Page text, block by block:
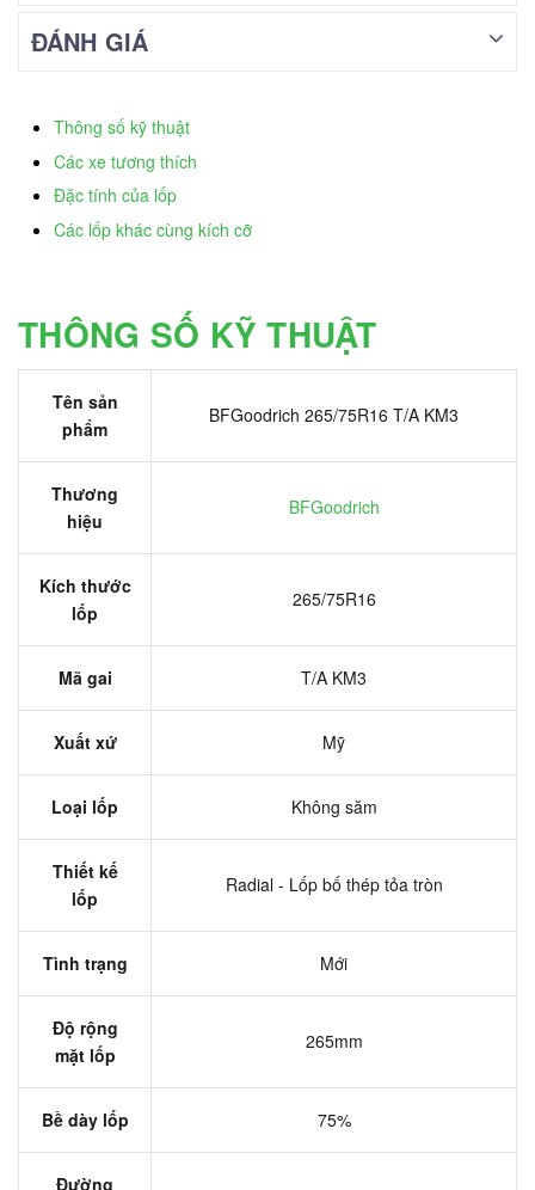
ĐÁNH GIÁ
Thông số kỹ thuật
Các xe tương thích
Đặc tính của lốp
Các lốp khác cùng kích cỡ
THÔNG SỐ KỸ THUẬT
Tên sản
phẩm
BFGoodrich 265/75R16 T/A KM3
Thương
hiệu
BFGoodrich
Kích thước
lốp
265/75R16
Mã gai T/A KM3
Xuất xứ Mỹ
Loại lốp Không săm
Thiết kế
lốp
Radial - Lốp bố thép tỏa tròn
Tình trạng Mới
Độ rộng
mặt lốp
265mm
Bề dày lốp 75%
Đường